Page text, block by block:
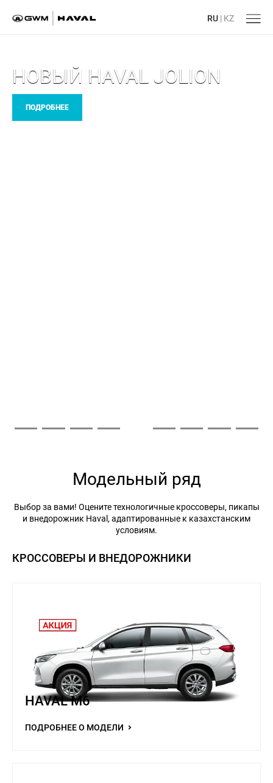
RU | KZ
НОВЫЙ HAVAL JOLION
ПОДРОБНЕЕ
Модельный ряд
Выбор за вами! Оцените технологичные кроссоверы, пикапы
и внедорожник Haval, адаптированные к казахстанским
условиям.
КРОССОВЕРЫ И ВНЕДОРОЖНИКИ
HAVAL M6
ПОДРОБНЕЕ О МОДЕЛИ